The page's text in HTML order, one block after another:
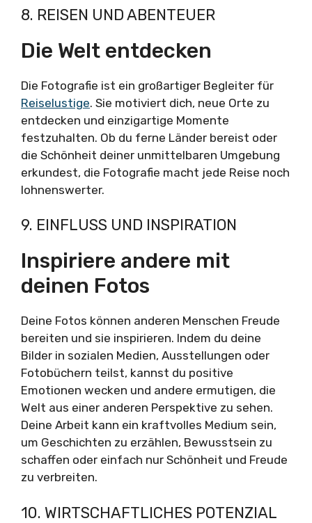
8. REISEN UND ABENTEUER
Die Welt entdecken
Die Fotografie ist ein großartiger Begleiter für
Reiselustige. Sie motiviert dich, neue Orte zu
entdecken und einzigartige Momente
festzuhalten. Ob du ferne Länder bereist oder
die Schönheit deiner unmittelbaren Umgebung
erkundest, die Fotografie macht jede Reise noch
lohnenswerter.
9. EINFLUSS UND INSPIRATION
Inspiriere andere mit
deinen Fotos
Deine Fotos können anderen Menschen Freude
bereiten und sie inspirieren. Indem du deine
Bilder in sozialen Medien, Ausstellungen oder
Fotobüchern teilst, kannst du positive
Emotionen wecken und andere ermutigen, die
Welt aus einer anderen Perspektive zu sehen.
Deine Arbeit kann ein kraftvolles Medium sein,
um Geschichten zu erzählen, Bewusstsein zu
schaffen oder einfach nur Schönheit und Freude
zu verbreiten.
10. WIRTSCHAFTLICHES POTENZIAL